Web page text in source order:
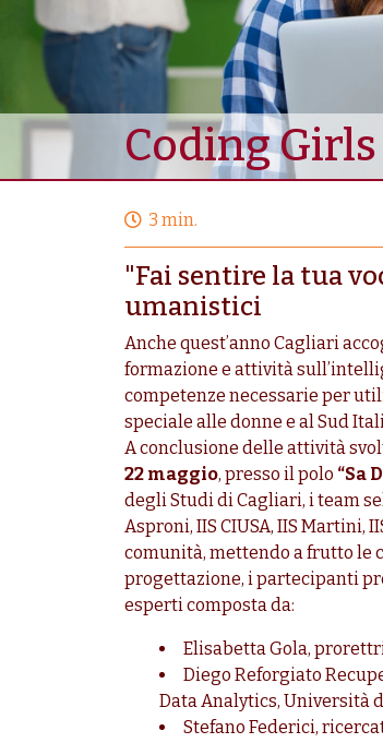
Coding
3 min.
"Fai sentire la tua
umanistici
Anche quest’anno Cagliari
formazione e attività
competenze necessarie per
speciale alle donne e al Sud
A conclusione delle attività
22 maggio, presso il polo “Sa
degli Studi di Cagliari, i team
Asproni, IIS CIUSA, IIS
comunità, mettendo a frutto le
progettazione, i partecipanti
esperti composta da:
Elisabetta Gola,
Diego Reforgiato
Data Analytics, Università
Stefano Federici,